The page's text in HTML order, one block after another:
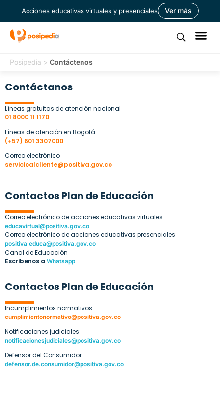
Acciones educativas virtuales y presenciales Ver más
Posipedia > Contáctenos
Contáctanos
Líneas gratuitas de atención nacional
01 8000 11 1170
Líneas de atención en Bogotá
(+57) 601 3307000
Correo electrónico
servicioalcliente@positiva.gov.co
Contactos Plan de Educación
Correo electrónico de acciones educativas virtuales
educavirtual@positiva.gov.co
Correo electrónico de acciones educativas presenciales
positiva.educa@positiva.gov.co
Canal de Educación
Escribenos a Whatsapp
Contactos Plan de Educación
Incumplimientos normativos
cumplimientonormativo@positiva.gov.co
Notificaciones judiciales
notificacionesjudiciales@positiva.gov.co
Defensor del Consumidor
defensor.de.consumidor@positiva.gov.co